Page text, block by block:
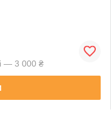
— 3 000 ₴